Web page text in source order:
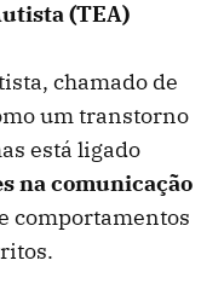
(TEA)
chamado de
um transtorno
está ligado
na comunicação
comportamentos